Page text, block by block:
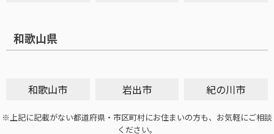
和歌山県
和歌山市 岩出市 紀の川市
※上記に記載がない都道府県・市区町村にお住まいの方も、お気軽にご相談
ください。